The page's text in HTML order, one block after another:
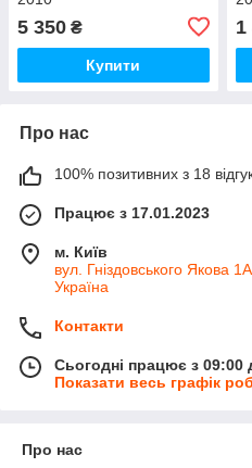
5 350 ₴
Купити
1
Про нас
100% позитивних з 18
Працює з 17.01.2023
м. Київ
вул. Гніздовського Якова
Україна
Контакти
Сьогодні працює з 09:00
Показати весь графік
Про нас